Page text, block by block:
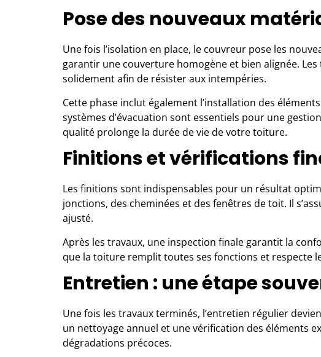
Pose des nouveaux
Une fois l’isolation en place, le couvreur pose les
garantir une couverture homogène et bien alignée.
solidement afin de résister aux intempéries.
Cette phase inclut également l’installation des
systèmes d’évacuation sont essentiels pour une
qualité prolonge la durée de vie de votre toiture.
Finitions et vérifications
Les finitions sont indispensables pour un résultat
jonctions, des cheminées et des fenêtres de toit. Il
ajusté.
Après les travaux, une inspection finale garantit la
que la toiture remplit toutes ses fonctions et respecte
Entretien : une étape
Une fois les travaux terminés, l’entretien régulier
un nettoyage annuel et une vérification des éléments
dégradations précoces.